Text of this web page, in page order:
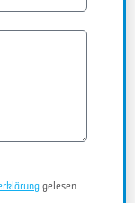
gelesen